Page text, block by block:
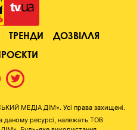
ТРЕНДИ
ДОЗВІЛЛЯ
МЕДІА ДІМ». Усі права захищені.
даному ресурсі, належать ТОВ